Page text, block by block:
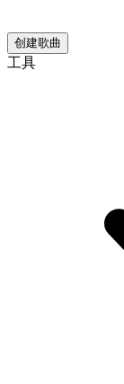
创建歌曲
工具